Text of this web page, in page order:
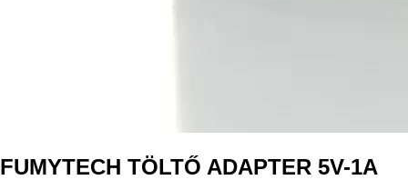
FUMYTECH TÖLTŐ ADAPTER 5V-1A